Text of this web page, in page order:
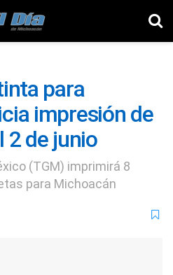
para
impresión de
2 de junio
(TGM) imprimirá 8
para Michoacán